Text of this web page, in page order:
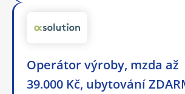
Operátor výroby, mzda až
39.000 Kč, ubytování